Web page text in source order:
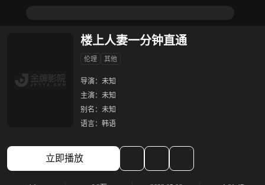
楼上人妻一分钟直通
伦理 其他
导演： 未知
主演： 未知
别名： 未知
语言： 韩语
立即播放